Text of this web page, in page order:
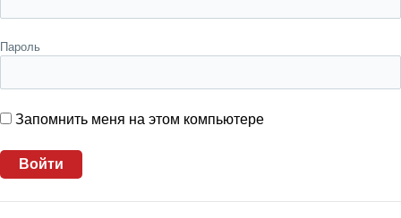
Пароль
Запомнить меня на этом компьютере